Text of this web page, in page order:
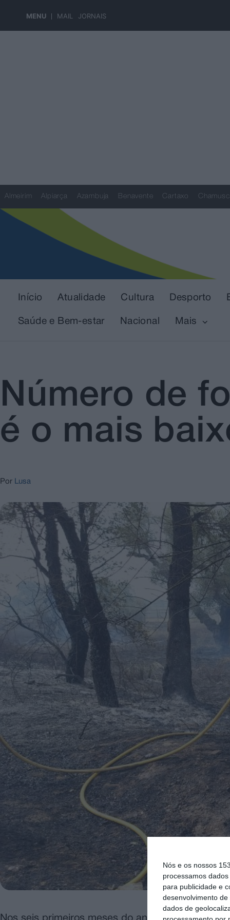
Nós e os nossos
processamos
para publicidade e
desenvolvimento de
dados de
MENU MAIL JORNAIS
Almeirim Alpiarça Azambuja Benavente Cartaxo
Início Atualidade Cultura Desporto
Saúde e Bem-estar Nacional Mais
Número de
é o mais
Por Lusa